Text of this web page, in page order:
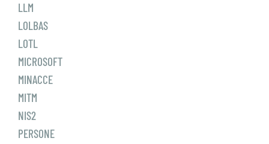
LLM
LOLBAS
LOTL
MICROSOFT
MINACCE
MITM
NIS2
PERSONE